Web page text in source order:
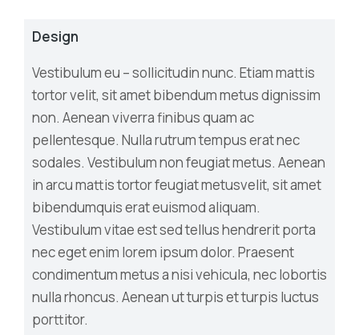
Design
Vestibulum eu – sollicitudin nunc. Etiam mattis
tortor velit, sit amet bibendum metus dignissim
non. Aenean viverra finibus quam ac
pellentesque. Nulla rutrum tempus erat nec
sodales. Vestibulum non feugiat metus. Aenean
in arcu mattis tortor feugiat metusvelit, sit amet
bibendumquis erat euismod aliquam.
Vestibulum vitae est sed tellus hendrerit porta
nec eget enim lorem ipsum dolor. Praesent
condimentum metus a nisi vehicula, nec lobortis
nulla rhoncus. Aenean ut turpis et turpis luctus
porttitor.